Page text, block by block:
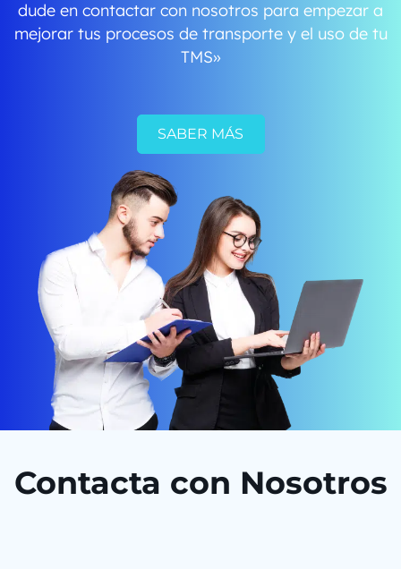
dude en contactar con nosotros para empezar a
mejorar tus procesos de transporte y el uso de tu
TMS»
SABER MÁS
Contacta con Nosotros